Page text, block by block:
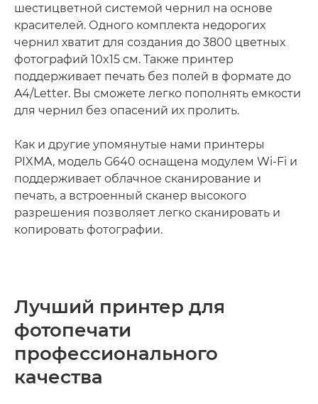
шестицветной системой чернил на основе
красителей. Одного комплекта недорогих
чернил хватит для создания до 3800 цветных
фотографий 10x15 см. Также принтер
поддерживает печать без полей в формате до
A4/Letter. Вы сможете легко пополнять емкости
для чернил без опасений их пролить.
Как и другие упомянутые нами принтеры
PIXMA, модель G640 оснащена модулем Wi-Fi и
поддерживает облачное сканирование и
печать, а встроенный сканер высокого
разрешения позволяет легко сканировать и
копировать фотографии.
Лучший принтер для
фотопечати
профессионального
качества